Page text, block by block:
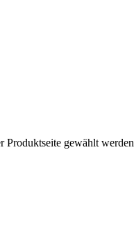
Produktseite gewählt werden